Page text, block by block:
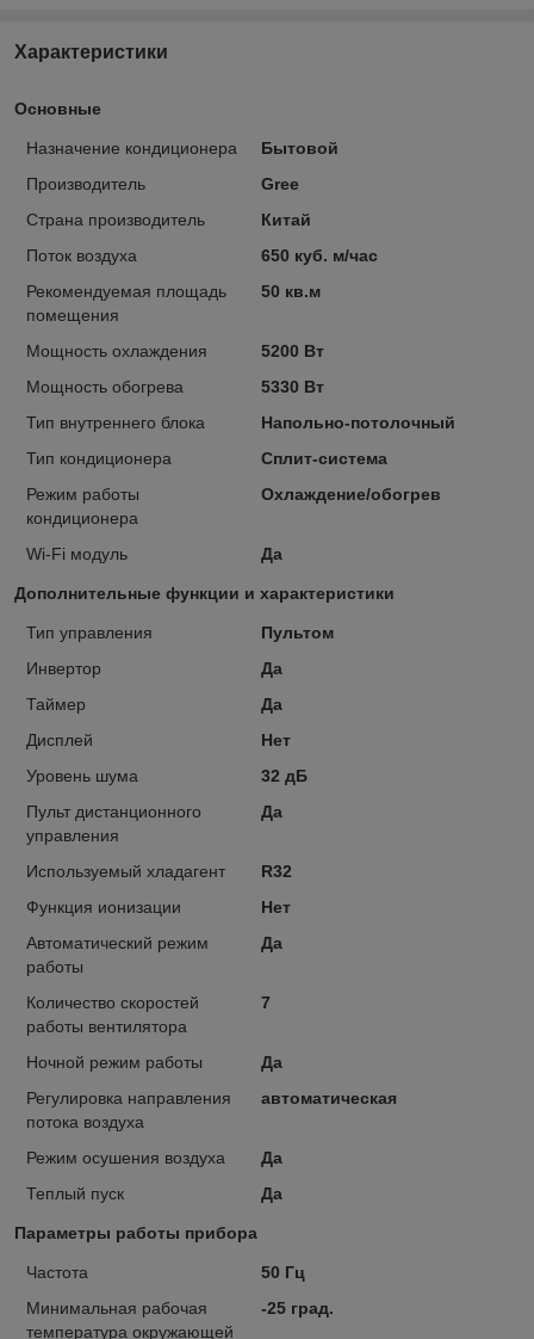
Характеристики
Основные
Назначение кондиционера
Бытовой
Производитель
Gree
Страна производитель
Китай
Поток воздуха
650 куб. м/час
Рекомендуемая площадь
помещения
50 кв.м
Мощность охлаждения
5200 Вт
Мощность обогрева
5330 Вт
Тип внутреннего блока
Напольно-потолочный
Тип кондиционера
Сплит-система
Режим работы
кондиционера
Охлаждение/обогрев
Wi-Fi модуль Да
Дополнительные функции и характеристики
Тип управления
Пультом
Инвертор
Да
Таймер
Да
Дисплей
Нет
Уровень шума
32 дБ
Пульт дистанционного
управления
Да
Используемый хладагент
R32
Функция ионизации
Нет
Автоматический режим
работы
Да
Количество скоростей
работы вентилятора
7
Ночной режим работы
Да
Регулировка направления
потока воздуха
автоматическая
Режим осушения воздуха
Да
Теплый пуск
Да
Параметры работы прибора
Частота
50 Гц
Минимальная рабочая
температура окружающей
-25 град.